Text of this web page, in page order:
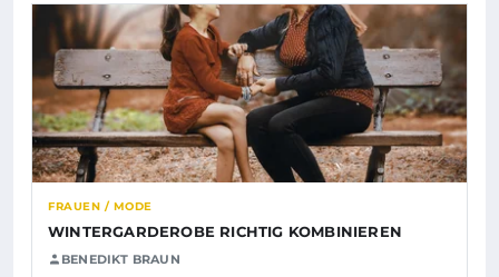
FRAUEN / MODE
WINTERGARDEROBE RICHTIG KOMBINIEREN
BENEDIKT BRAUN